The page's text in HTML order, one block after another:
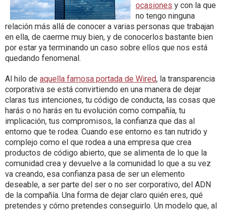
ocasiones y con la que
no tengo ninguna
relación más allá de conocer a varias personas que trabajan
en ella, de caerme muy bien, y de conocerlos bastante bien
por estar ya terminando un caso sobre ellos que nos está
quedando fenomenal.
Al hilo de aquella famosa portada de Wired, la transparencia
corporativa se está convirtiendo en una manera de dejar
claras tus intenciones, tu código de conducta, las cosas que
harás o no harás en tu evolución como compañía, tu
implicación, tus compromisos, la confianza que das al
entorno que te rodea. Cuando ese entorno es tan nutrido y
complejo como el que rodea a una empresa que crea
productos de código abierto, que se alimenta de lo que la
comunidad crea y devuelve a la comunidad lo que a su vez
va creando, esa confianza pasa de ser un elemento
deseable, a ser parte del ser o no ser corporativo, del ADN
de la compañía. Una forma de dejar claro quién eres, qué
pretendes y cómo pretendes conseguirlo. Un modelo que, al